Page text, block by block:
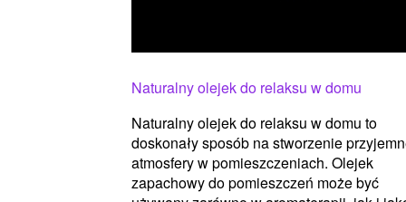
Naturalny olejek do relaksu w domu
Naturalny olejek do relaksu w domu to
doskonały sposób na stworzenie
atmosfery w pomieszczeniach. Olejek
zapachowy do pomieszczeń może być